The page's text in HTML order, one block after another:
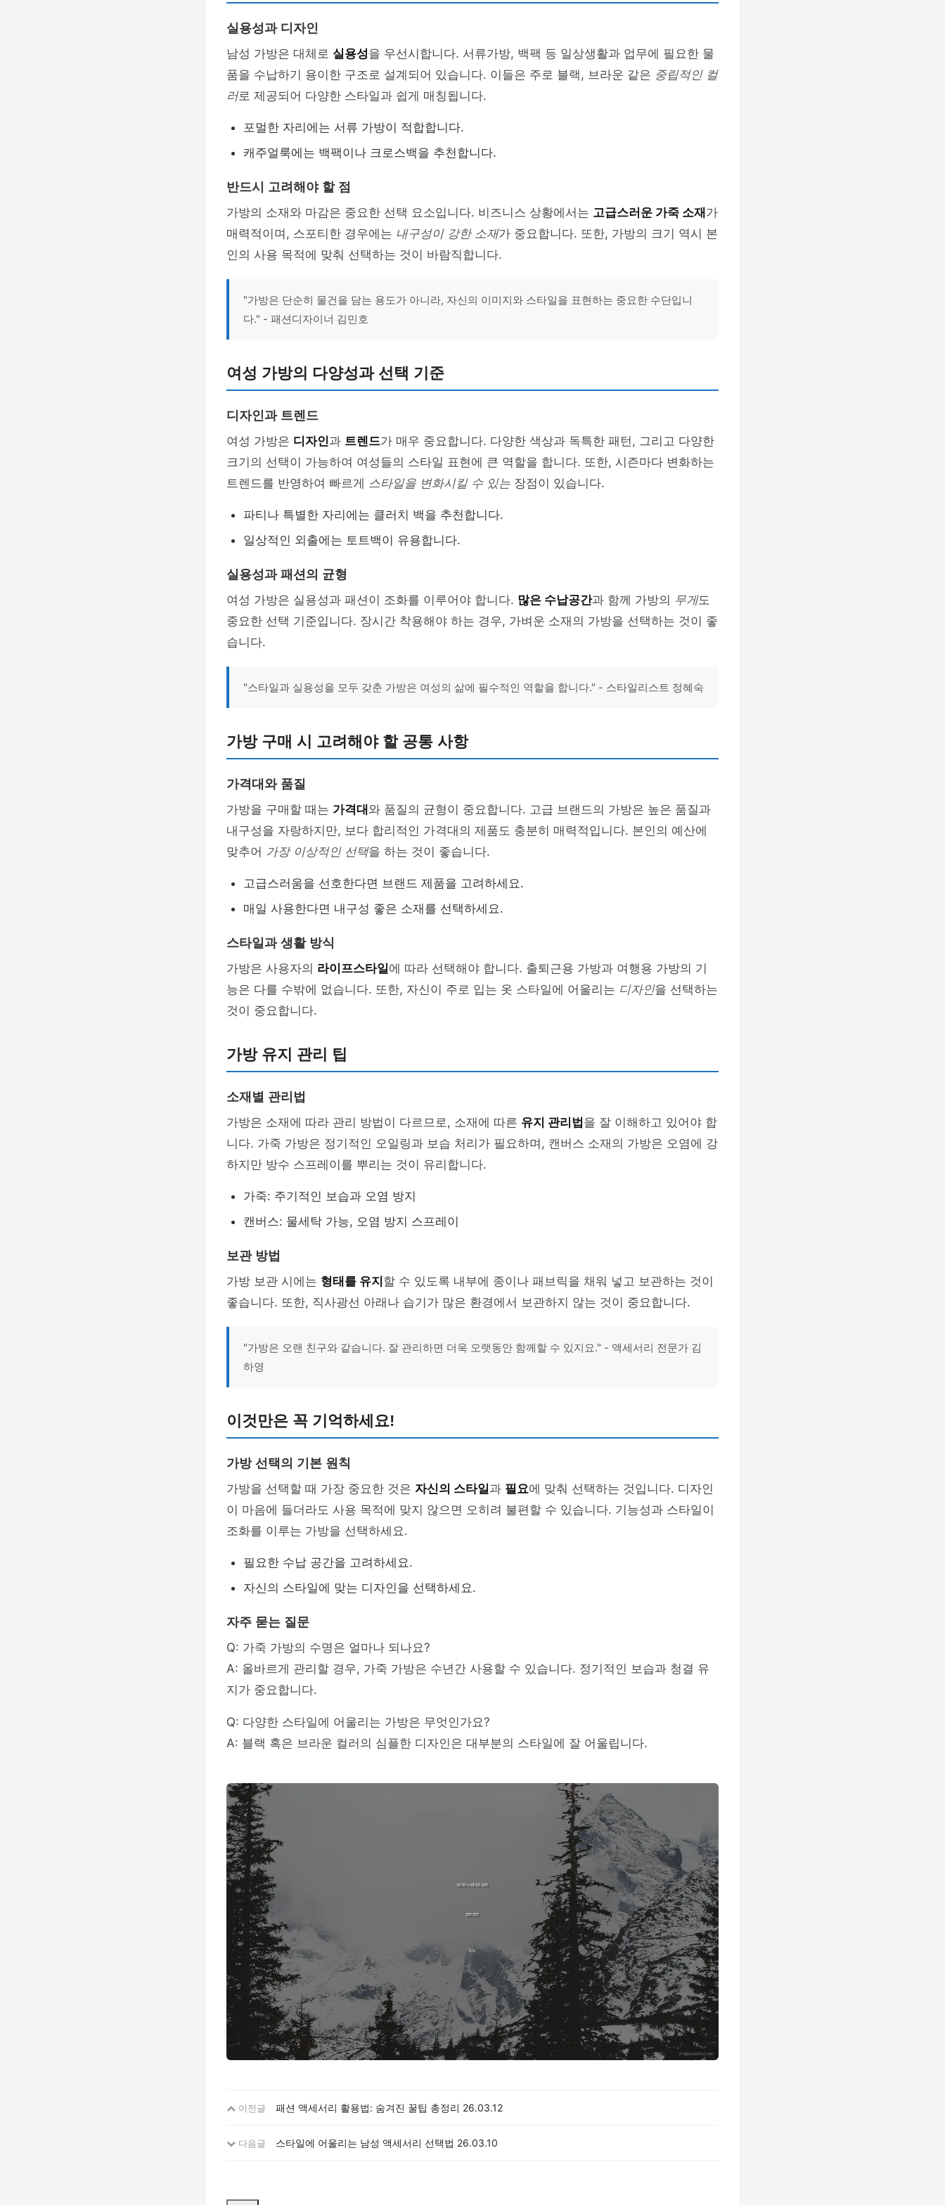
실용성과 디자인
남성 가방은 대체로 실용성을 우선시합니다. 서류가방, 백팩 등 일상생활과 업무에 필요한 물
품을 수납하기 용이한 구조로 설계되어 있습니다. 이들은 주로 블랙, 브라운 같은 중립적인 컬
러로 제공되어 다양한 스타일과 쉽게 매칭됩니다.
포멀한 자리에는 서류 가방이 적합합니다.
캐주얼룩에는 백팩이나 크로스백을 추천합니다.
반드시 고려해야 할 점
가방의 소재와 마감은 중요한 선택 요소입니다. 비즈니스 상황에서는 고급스러운 가죽 소재 가
매력적이며, 스포티한 경우에는 내구성이 강한 소재가 중요합니다. 또한, 가방의 크기 역시 본
인의 사용 목적에 맞춰 선택하는 것이 바람직합니다.
"가방은 단순히 물건을 담는 용도가 아니라, 자신의 이미지와 스타일을 표현하는 중요한 수단입니
다." - 패션디자이너 김민호
여성 가방의 다양성과 선택 기준
디자인과 트렌드
여성 가방은 디자인과 트렌드가 매우 중요합니다. 다양한 색상과 독특한 패턴, 그리고 다양한
크기의 선택이 가능하여 여성들의 스타일 표현에 큰 역할을 합니다. 또한, 시즌마다 변화하는
트렌드를 반영하여 빠르게 스타일을 변화시킬 수 있는 장점이 있습니다.
파티나 특별한 자리에는 클러치 백을 추천합니다.
일상적인 외출에는 토트백이 유용합니다.
실용성과 패션의 균형
여성 가방은 실용성과 패션이 조화를 이루어야 합니다. 많은 수납공간과 함께 가방의 무게도
중요한 선택 기준입니다. 장시간 착용해야 하는 경우, 가벼운 소재의 가방을 선택하는 것이 좋
습니다.
"스타일과 실용성을 모두 갖춘 가방은 여성의 삶에 필수적인 역할을 합니다." - 스타일리스트 정혜숙
가방 구매 시 고려해야 할 공통 사항
가격대와 품질
가방을 구매할 때는 가격대 와 품질의 균형이 중요합니다. 고급 브랜드의 가방은 높은 품질과
내구성을 자랑하지만, 보다 합리적인 가격대의 제품도 충분히 매력적입니다. 본인의 예산에
맞추어 가장 이상적인 선택을 하는 것이 좋습니다.
고급스러움을 선호한다면 브랜드 제품을 고려하세요.
매일 사용한다면 내구성 좋은 소재를 선택하세요.
스타일과 생활 방식
가방은 사용자의 라이프스타일에 따라 선택해야 합니다. 출퇴근용 가방과 여행용 가방의 기
능은 다를 수밖에 없습니다. 또한, 자신이 주로 입는 옷 스타일에 어울리는 디자인을 선택하는
것이 중요합니다.
가방 유지 관리 팁
소재별 관리법
가방은 소재에 따라 관리 방법이 다르므로, 소재에 따른 유지 관리법 을 잘 이해하고 있어야 합
니다. 가죽 가방은 정기적인 오일링과 보습 처리가 필요하며, 캔버스 소재의 가방은 오염에 강
하지만 방수 스프레이를 뿌리는 것이 유리합니다.
가죽: 주기적인 보습과 오염 방지
캔버스: 물세탁 가능, 오염 방지 스프레이
보관 방법
가방 보관 시에는 형태를 유지 할 수 있도록 내부에 종이나 패브릭을 채워 넣고 보관하는 것이
좋습니다. 또한, 직사광선 아래나 습기가 많은 환경에서 보관하지 않는 것이 중요합니다.
"가방은 오랜 친구와 같습니다. 잘 관리하면 더욱 오랫동안 함께할 수 있지요." - 액세서리 전문가 김
하영
이것만은 꼭 기억하세요!
가방 선택의 기본 원칙
가방을 선택할 때 가장 중요한 것은 자신의 스타일과 필요에 맞춰 선택하는 것입니다. 디자인
이 마음에 들더라도 사용 목적에 맞지 않으면 오히려 불편할 수 있습니다. 기능성과 스타일이
조화를 이루는 가방을 선택하세요.
필요한 수납 공간을 고려하세요.
자신의 스타일에 맞는 디자인을 선택하세요.
자주 묻는 질문
Q: 가죽 가방의 수명은 얼마나 되나요?
A: 올바르게 관리할 경우, 가죽 가방은 수년간 사용할 수 있습니다. 정기적인 보습과 청결 유
지가 중요합니다.
Q: 다양한 스타일에 어울리는 가방은 무엇인가요?
A: 블랙 혹은 브라운 컬러의 심플한 디자인은 대부분의 스타일에 잘 어울립니다.
이전글 패션 액세서리 활용법: 숨겨진 꿀팁 총정리 26.03.12
다음글 스타일에 어울리는 남성 액세서리 선택법 26.03.10